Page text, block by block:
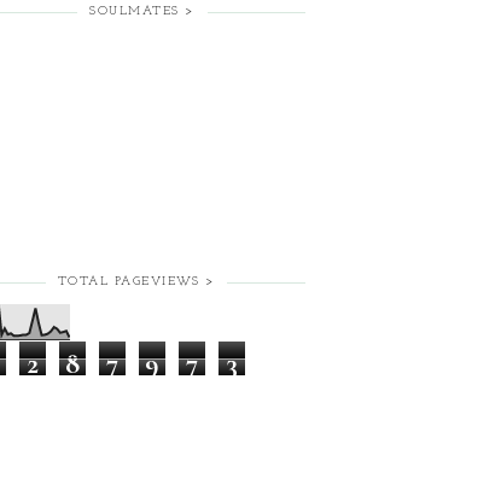
SOULMATES >
TOTAL PAGEVIEWS >
2 8 7 9 7 3